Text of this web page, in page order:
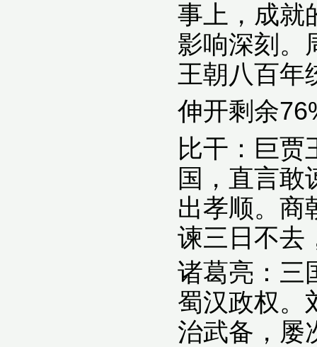
事上，成就
影响深刻。
王朝八百年
伸开剩余
比干：巨贾
国，直言敢
出孝顺。商
谏三日不去
诸葛亮：三
蜀汉政权。
治武备，屡